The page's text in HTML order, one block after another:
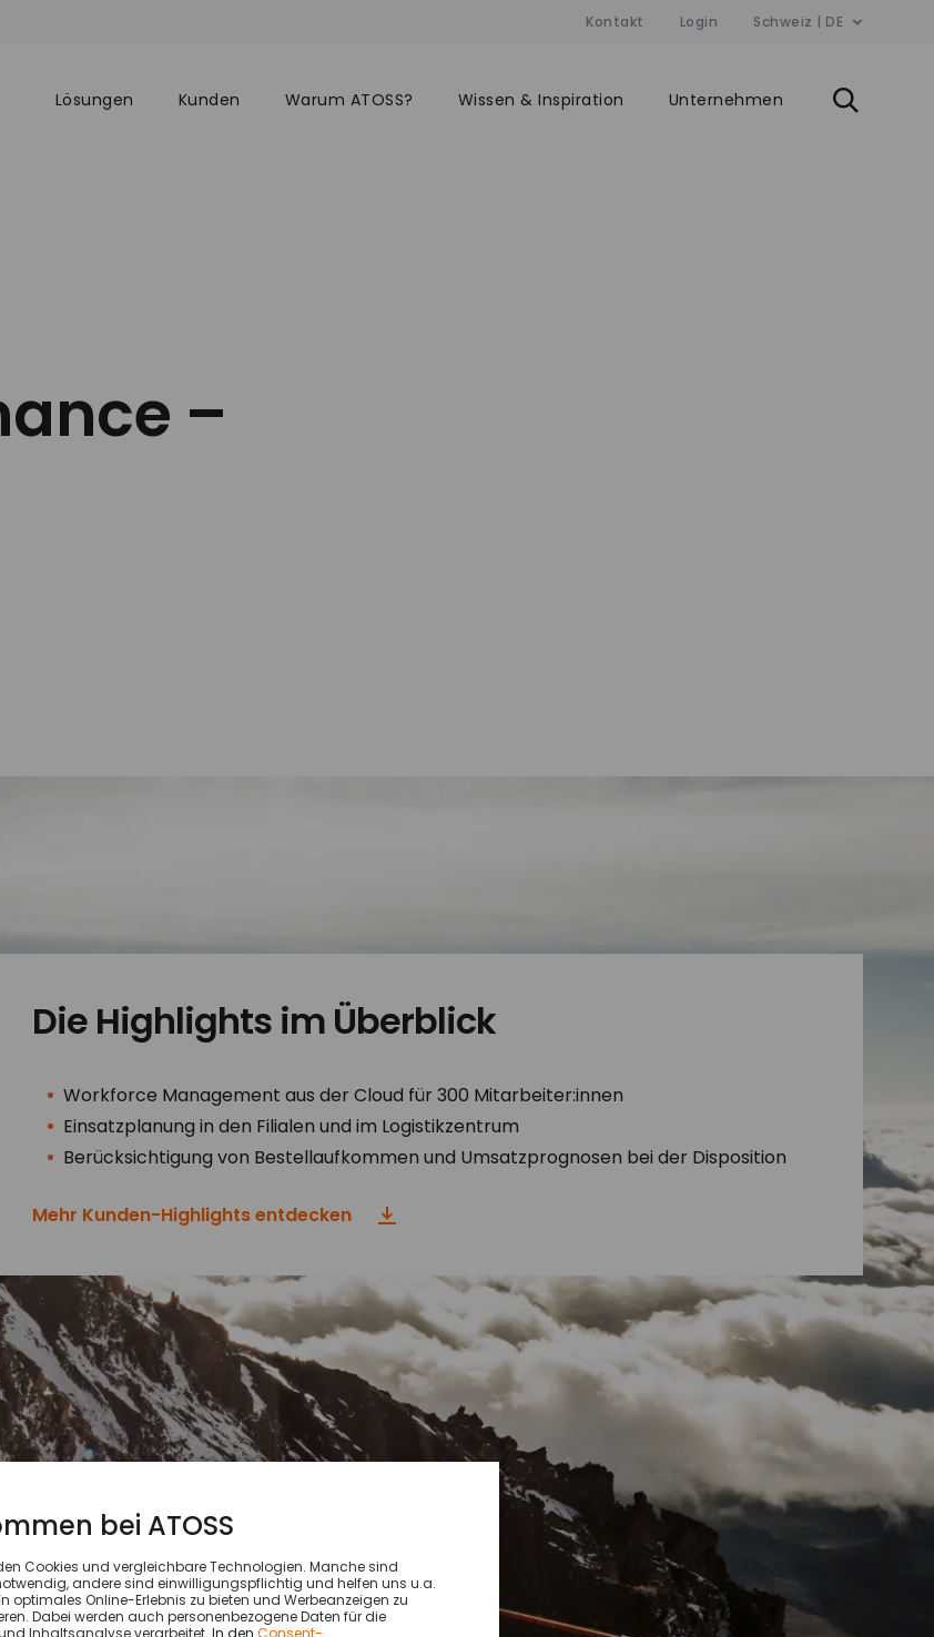
Kontakt Login Schweiz | DE
Lösungen Kunden Warum ATOSS? Wissen & Inspiration Unternehmen
–
Die Highlights im Überblick
Workforce Management aus der Cloud für 300 Mitarbeiter:innen
Einsatzplanung in den Filialen und im Logistikzentrum
Berücksichtigung von Bestellaufkommen und Umsatzprognosen bei der Disposition
Mehr Kunden-Highlights entdecken